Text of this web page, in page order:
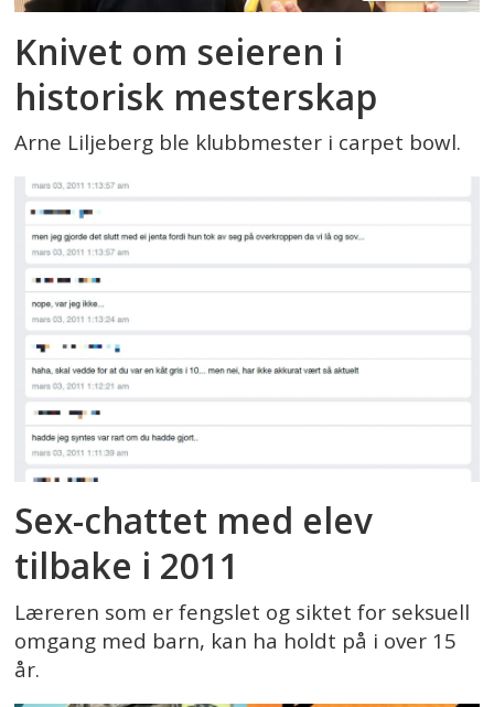
Knivet om seieren i
historisk mesterskap
Arne Liljeberg ble klubbmester i carpet bowl.
Sex-chattet med elev
tilbake i 2011
Læreren som er fengslet og siktet for seksuell
omgang med barn, kan ha holdt på i over 15
år.